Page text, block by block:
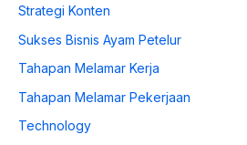
Strategi Konten
Sukses Bisnis Ayam Petelur
Tahapan Melamar Kerja
Tahapan Melamar Pekerjaan
Technology